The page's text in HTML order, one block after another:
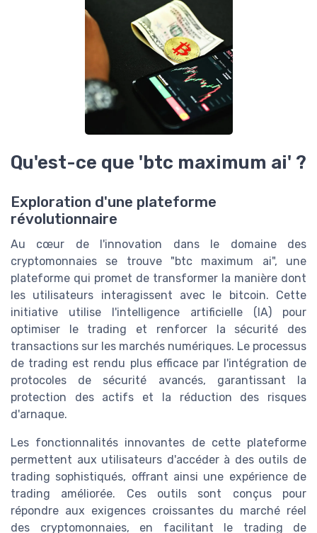
Qu'est-ce que 'btc maximum ai' ?
Exploration d'une plateforme
révolutionnaire
Au cœur de l'innovation dans le domaine des
cryptomonnaies se trouve "btc maximum ai", une
plateforme qui promet de transformer la manière dont
les utilisateurs interagissent avec le bitcoin. Cette
initiative utilise l'intelligence artificielle (IA) pour
optimiser le trading et renforcer la sécurité des
transactions sur les marchés numériques. Le processus
de trading est rendu plus efficace par l'intégration de
protocoles de sécurité avancés, garantissant la
protection des actifs et la réduction des risques
d'arnaque.
Les fonctionnalités innovantes de cette plateforme
permettent aux utilisateurs d'accéder à des outils de
trading sophistiqués, offrant ainsi une expérience de
trading améliorée. Ces outils sont conçus pour
répondre aux exigences croissantes du marché réel
des cryptomonnaies, en facilitant le trading de